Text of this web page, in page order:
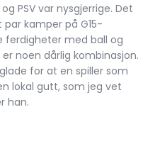
PSV var nysgjerrige. Det
kamper på G15-
ferdigheter med ball og
noen dårlig kombinasjon.
for at en spiller som
lokal gutt, som jeg vet
han.